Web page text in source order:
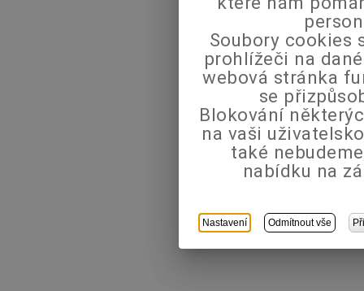
Soubory cookies
prohlížeči na
webová stránka
se
Blokování
na vaši
také
nabídku na
Nastavení Odmítnout vše